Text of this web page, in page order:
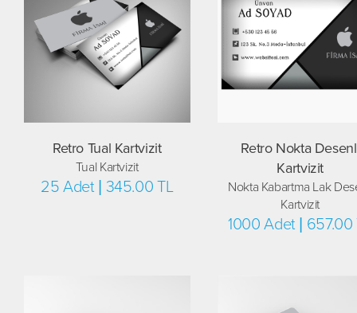
Retro Tual Kartvizit
Tual Kartvizit
25 Adet | 345.00 TL
Retro Nokta
Kartvizit
Nokta Kabartma Lak
Kartvizit
1000 Adet | 657.00